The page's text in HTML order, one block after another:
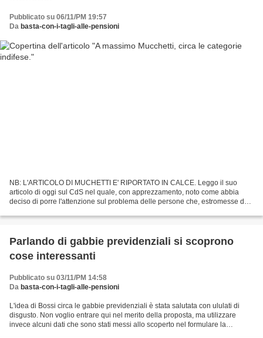
Pubblicato su 06/11/PM 19:57
Da basta-con-i-tagli-alle-pensioni
NB: L'ARTICOLO DI MUCHETTI E' RIPORTATO IN CALCE. Leggo il suo
articolo di oggi sul CdS nel quale, con apprezzamento, noto come abbia
deciso di porre l'attenzione sul problema delle persone che, estromesse dal
Parlando di gabbie previdenziali si scoprono
cose interessanti
Pubblicato su 03/11/PM 14:58
Da basta-con-i-tagli-alle-pensioni
L'idea di Bossi circa le gabbie previdenziali è stata salutata con ululati di
disgusto. Non voglio entrare qui nel merito della proposta, ma utilizzare
invece alcuni dati che sono stati messi allo scoperto nel formulare la